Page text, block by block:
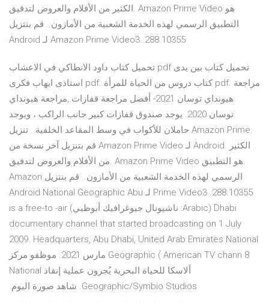
الكثير من الأفلام والعروض لتدفيق. Amazon Prime Video هو
التطبيق الرسمي لهذه الخدمة الشعبية من الأمازون.. ‫قم بنتزيل
Amazon Prime Video3..288.10355 لـ Android
تحميل كتاب داود الانطاكي في الاعشاب pdf تحميل كتاب بين يدى
استاذى ايهاب فكرى pdf. كتاب دروس من الحياة للمرأة pdf. مراجعة
هيونداي توسان 2021- أفضل مراجعة قفازات ,مراجعة هيونداي
توسان 2020. يوجد صندوق قفازات كبير جانب الراكب ، ويوجد
حاملان للأكواب في وسط المقاعد الخلفية . تنزيل Amazon Prime.
قم بتنزيل آخر نسخة من Amazon Prime Video لـ Android. الكثير
من الأفلام والعروض لتدفيق. Amazon Prime Video هو التطبيق
الرسمي لهذه الخدمة الشعبية من الأمازون.. ‫قم بنتزيل Amazon
Prime Video3..288.10355 لـ Android National Geographic Abu
Dhabi (Arabic: ناشيونال جيوغرافيك أبوظبي) is a free-to -air
documentary channel that started broadcasting on 1 July
2009. Headquarters, Abu Dhabi, United Arab Emirates National
Geographic ( American TV chann 8 مارس 2021. موظفو مركز
ألاسكا للحياة البحرية يُجرون عملية إنقاذ National
Geographic/Symbio Studios. شاهد صورة اليوم